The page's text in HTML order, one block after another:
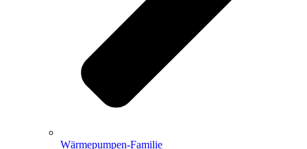
Wärmepumpen-Familie